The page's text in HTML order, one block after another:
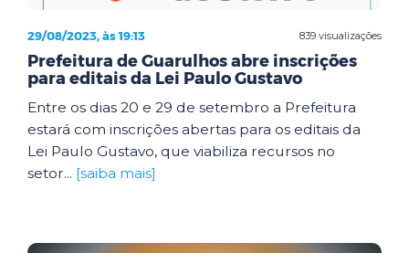
839 visualizações
29/08/2023, às 19:13
Prefeitura de Guarulhos abre inscrições
para editais da Lei Paulo Gustavo
Entre os dias 20 e 29 de setembro a Prefeitura
estará com inscrições abertas para os editais da
Lei Paulo Gustavo, que viabiliza recursos no
setor... [saiba mais]